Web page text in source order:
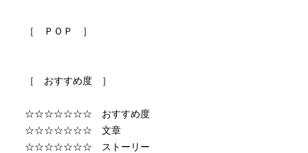
［ ＰＯＰ ］
［ おすすめ度 ］
☆☆☆☆☆☆☆ おすすめ度
☆☆☆☆☆☆☆ 文章
☆☆☆☆☆☆☆ ストーリー